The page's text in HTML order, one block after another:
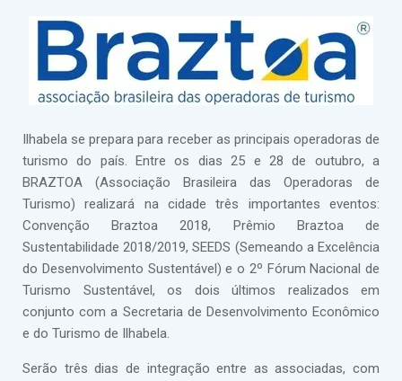
Ilhabela se prepara para receber as principais operadoras de
turismo do país. Entre os dias 25 e 28 de outubro, a
BRAZTOA (Associação Brasileira das Operadoras de
Turismo) realizará na cidade três importantes eventos:
Convenção Braztoa 2018, Prêmio Braztoa de
Sustentabilidade 2018/2019, SEEDS (Semeando a Excelência
do Desenvolvimento Sustentável) e o 2º Fórum Nacional de
Turismo Sustentável, os dois últimos realizados em
conjunto com a Secretaria de Desenvolvimento Econômico
e do Turismo de Ilhabela.
Serão três dias de integração entre as associadas, com